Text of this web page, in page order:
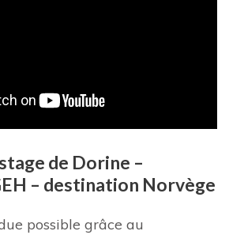
de Dorine –
– destination Norvège
possible grâce au